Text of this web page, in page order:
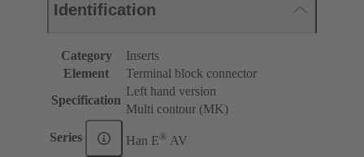
Identification
Category
Inserts
Element
Terminal block connector
Specification
Left hand version
Multi contour (MK)
Series Han E® AV